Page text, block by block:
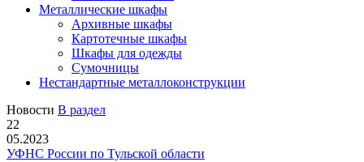
Металлические шкафы
Архивные шкафы
Картотечные шкафы
Шкафы для одежды
Сумочницы
Нестандартные металлоконструкции
Новости В раздел
22
05.2023
УФНС России по Тульской области